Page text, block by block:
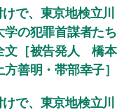
で、東京地検立川
の犯罪首謀者たち
文［被告発人 橋本
善明・帯部幸子］
で、東京地検立川